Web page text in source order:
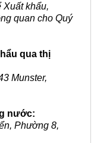
Xuất khẩu,
quan cho Quý
qua thị
Munster,
nước:
Phường 8,